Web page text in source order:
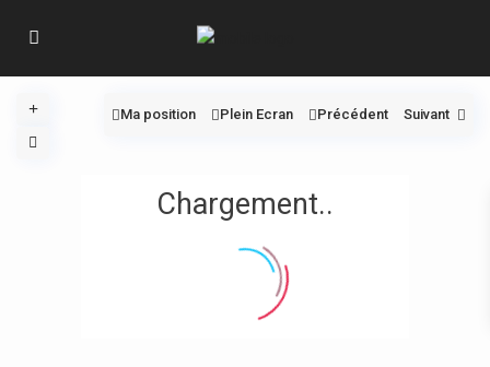
Chargement..
Ma position Plein Ecran Précédent Suivant